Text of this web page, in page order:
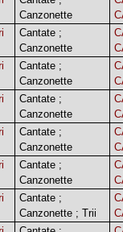
Canzonette
Cantate ;
Canzonette
Cantate ;
Canzonette
Cantate ;
Canzonette
Cantate ;
Canzonette
Cantate ;
Canzonette
Cantate ;
Canzonette ; Trii